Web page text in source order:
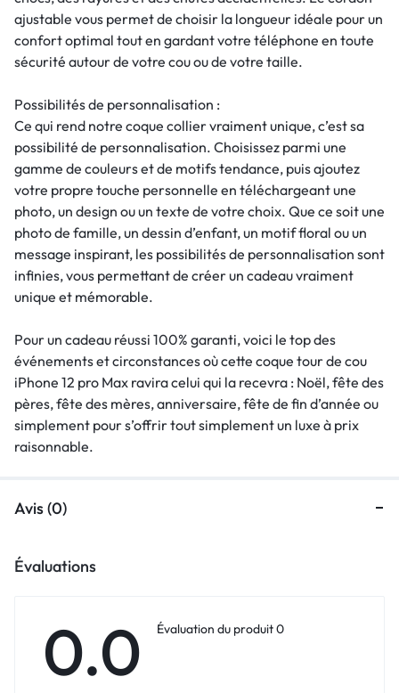
ajustable vous permet de choisir la longueur idéale pour un
confort optimal tout en gardant votre téléphone en toute
sécurité autour de votre cou ou de votre taille.
Possibilités de personnalisation :
Ce qui rend notre coque collier vraiment unique, c’est sa
possibilité de personnalisation. Choisissez parmi une
gamme de couleurs et de motifs tendance, puis ajoutez
votre propre touche personnelle en téléchargeant une
photo, un design ou un texte de votre choix. Que ce soit une
photo de famille, un dessin d’enfant, un motif floral ou un
message inspirant, les possibilités de personnalisation sont
infinies, vous permettant de créer un cadeau vraiment
unique et mémorable.
Pour un cadeau réussi 100% garanti, voici le top des
événements et circonstances où cette coque tour de cou
iPhone 12 pro Max ravira celui qui la recevra : Noël, fête des
pères, fête des mères, anniversaire, fête de fin d’année ou
simplement pour s’offrir tout simplement un luxe à prix
raisonnable.
Avis (0)
Évaluations
0.0 Évaluation du produit 0